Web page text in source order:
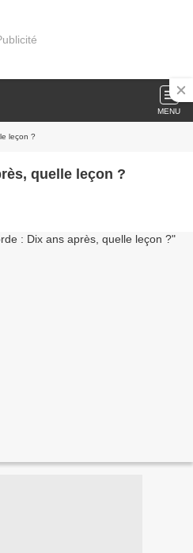
MENU
leçon ?
quelle leçon ?